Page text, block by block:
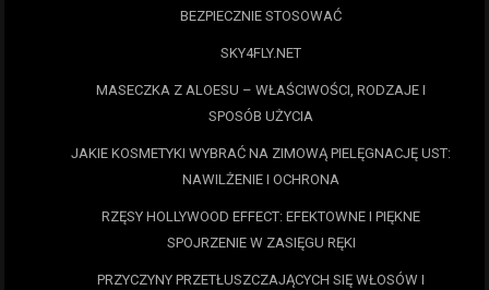
BEZPIECZNIE STOSOWAĆ
SKY4FLY.NET
MASECZKA Z ALOESU – WŁAŚCIWOŚCI, RODZAJE I
SPOSÓB UŻYCIA
JAKIE KOSMETYKI WYBRAĆ NA ZIMOWĄ PIELĘGNACJĘ UST:
NAWILŻENIE I OCHRONA
RZĘSY HOLLYWOOD EFFECT: EFEKTOWNE I PIĘKNE
SPOJRZENIE W ZASIĘGU RĘKI
PRZYCZYNY PRZETŁUSZCZAJĄCYCH SIĘ WŁOSÓW I